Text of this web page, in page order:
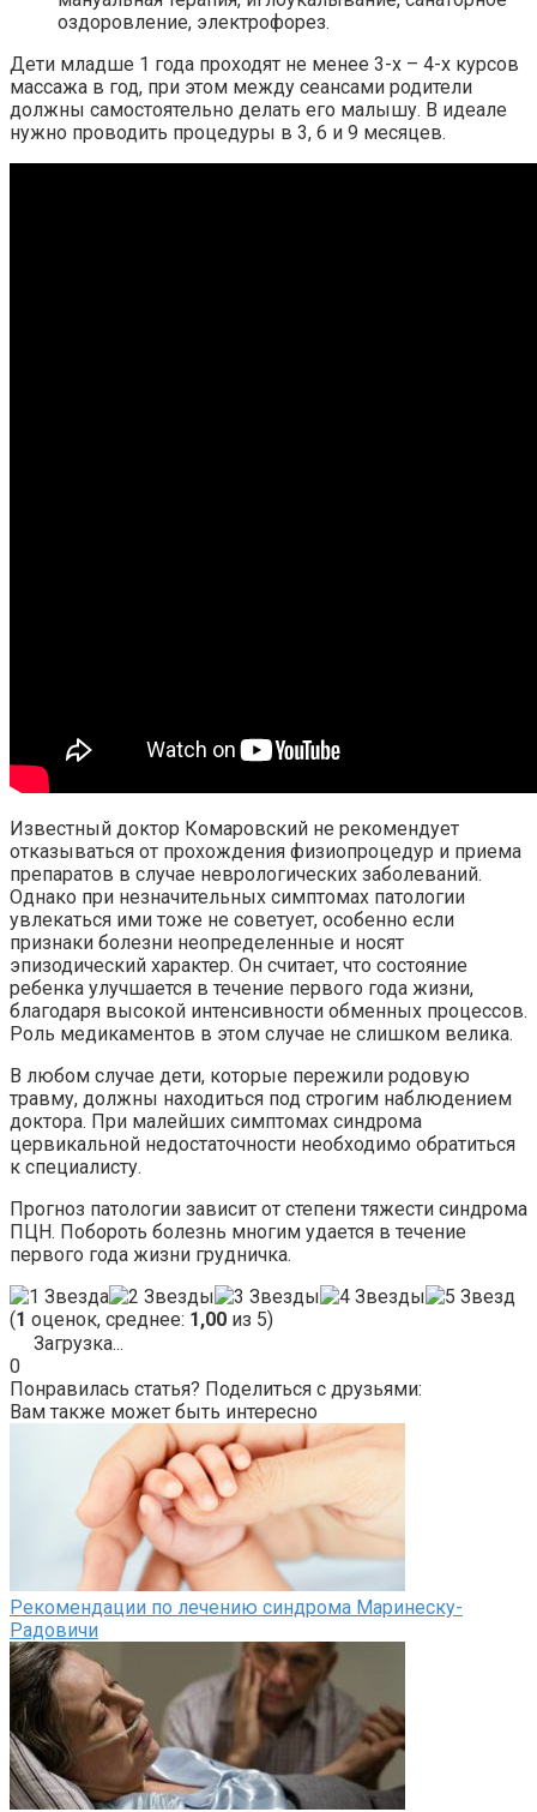
оздоровление, электрофорез.
Дети младше 1 года проходят не менее 3-х – 4-х курсов
массажа в год, при этом между сеансами родители
должны самостоятельно делать его малышу. В идеале
нужно проводить процедуры в 3, 6 и 9 месяцев.
Известный доктор Комаровский не рекомендует
отказываться от прохождения физиопроцедур и приема
препаратов в случае неврологических заболеваний.
Однако при незначительных симптомах патологии
увлекаться ими тоже не советует, особенно если
признаки болезни неопределенные и носят
эпизодический характер. Он считает, что состояние
ребенка улучшается в течение первого года жизни,
благодаря высокой интенсивности обменных процессов.
Роль медикаментов в этом случае не слишком велика.
В любом случае дети, которые пережили родовую
травму, должны находиться под строгим наблюдением
доктора. При малейших симптомах синдрома
цервикальной недостаточности необходимо обратиться
к специалисту.
Прогноз патологии зависит от степени тяжести синдрома
ПЦН. Побороть болезнь многим удается в течение
первого года жизни грудничка.
(1 оценок, среднее: 1,00 из 5)
Загрузка...
0
Понравилась статья? Поделиться с друзьями:
Вам также может быть интересно
Рекомендации по лечению синдрома Маринеску-
Радовичи